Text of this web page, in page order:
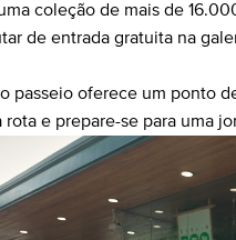
coleção de mais de
de entrada gratuita na
passeio oferece um ponto
rota e prepare-se para uma